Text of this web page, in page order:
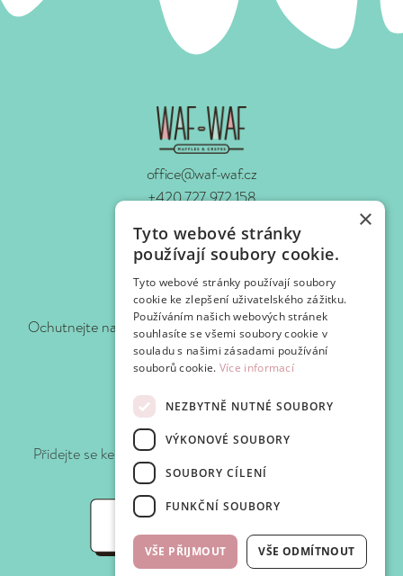
office@waf-waf.cz
+420 727 972 158
Kontakty
Sledujte nás!
Ochutnejte naše novinky hned, jak je pro vás připravíme.
Připojte se k WafClub
Přidejte se ke klubu Waf-Waf a získejte slevy a speciální
nabídky při každé návštěvě.
×
Tyto webové stránky
používají soubory cookie.
Tyto webové stránky používají soubory
cookie ke zlepšení uživatelského zážitku.
Používáním našich webových stránek
souhlasíte se všemi soubory cookie v
souladu s našimi zásadami používání
souborů cookie. Více informací
NEZBYTNĚ NUTNÉ SOUBORY
VÝKONOVÉ SOUBORY
SOUBORY CÍLENÍ
FUNKČNÍ SOUBORY
VŠE PŘIJMOUT VŠE ODMÍTNOUT